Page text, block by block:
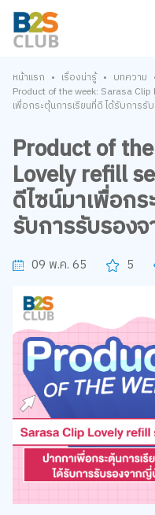
หน้าแรก • เรื่องน่ารู้ • บทความ
Product of the week: Sarasa
เพื่อกระตุ้นการเรียนที่ดี ได้รับการ
Product of
Lovely refill
ดีไซน์มาเพื่อก
รับการรับรอง
09 พ.ค. 65 5